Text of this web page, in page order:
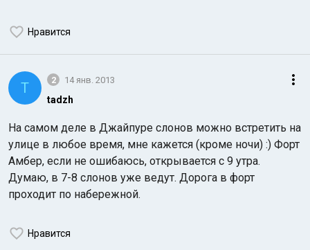
Нравится
T 2 14 янв. 2013
tadzh
На самом деле в Джайпуре слонов можно встретить на
улице в любое время, мне кажется (кроме ночи) :) Форт
Амбер, если не ошибаюсь, открывается с 9 утра.
Думаю, в 7-8 слонов уже ведут. Дорога в форт
проходит по набережной.
Нравится